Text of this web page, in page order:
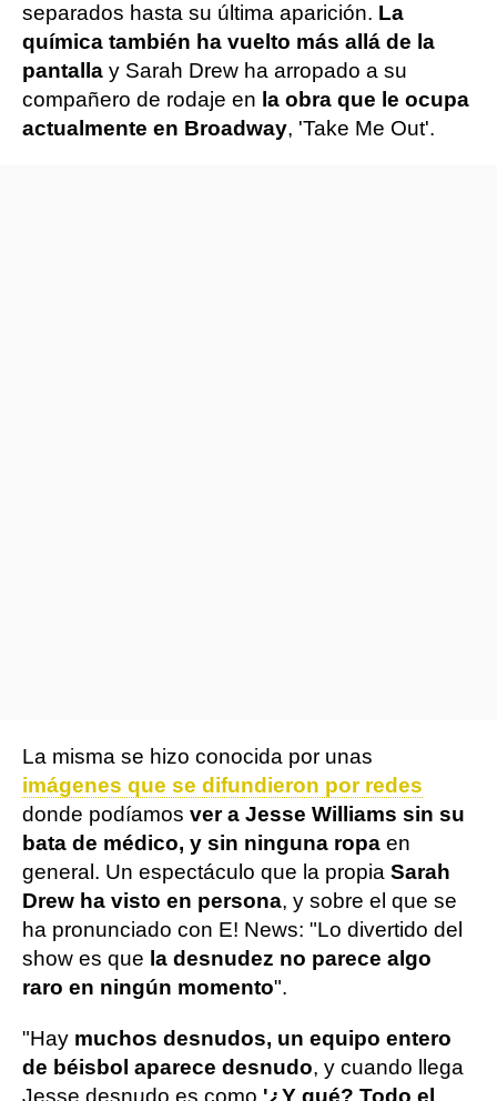
separados hasta su última aparición. La
química también ha vuelto más allá de la
pantalla y Sarah Drew ha arropado a su
compañero de rodaje en la obra que le ocupa
actualmente en Broadway, 'Take Me Out'.
La misma se hizo conocida por unas
imágenes que se difundieron por redes
donde podíamos ver a Jesse Williams sin su
bata de médico, y sin ninguna ropa en
general. Un espectáculo que la propia Sarah
Drew ha visto en persona, y sobre el que se
ha pronunciado con E! News: "Lo divertido del
show es que la desnudez no parece algo
raro en ningún momento".
"Hay muchos desnudos, un equipo entero
de béisbol aparece desnudo, y cuando llega
Jesse desnudo es como '¿Y qué? Todo el